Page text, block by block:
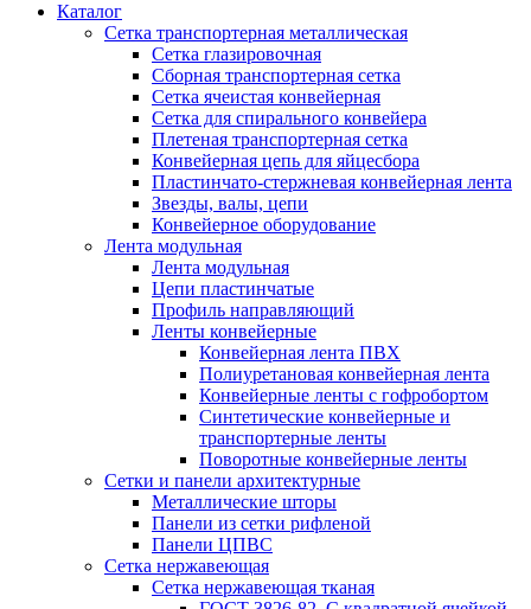
Каталог
Сетка транспортерная металлическая
Сетка глазировочная
Сборная транспортерная сетка
Сетка ячеистая конвейерная
Сетка для спирального конвейера
Плетеная транспортерная сетка
Конвейерная цепь для яйцесбора
Пластинчато-стержневая конвейерная лента
Звезды, валы, цепи
Конвейерное оборудование
Лента модульная
Лента модульная
Цепи пластинчатые
Профиль направляющий
Ленты конвейерные
Конвейерная лента ПВХ
Полиуретановая конвейерная лента
Конвейерные ленты с гофробортом
Синтетические конвейерные и
транспортерные ленты
Поворотные конвейерные ленты
Cетки и панели архитектурные
Металлические шторы
Панели из сетки рифленой
Панели ЦПВС
Сетка нержавеющая
Сетка нержавеющая тканая